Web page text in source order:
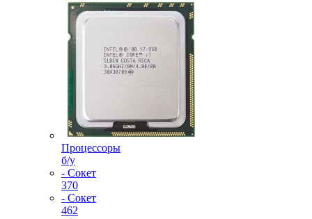
Процессоры
б/у
- Сокет
370
- Сокет
462